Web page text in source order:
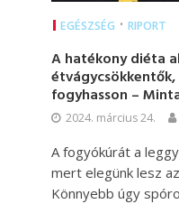
EGÉSZSÉG • RIPORT
A hatékony diéta
fogyhasson –
2024. március 24.
A fogyókúrát a
mert elegünk lesz
Könnyebb úgy